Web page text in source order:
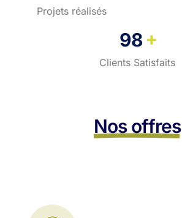
Projets réalisés
98+
Clients Satisfaits
Nos offres